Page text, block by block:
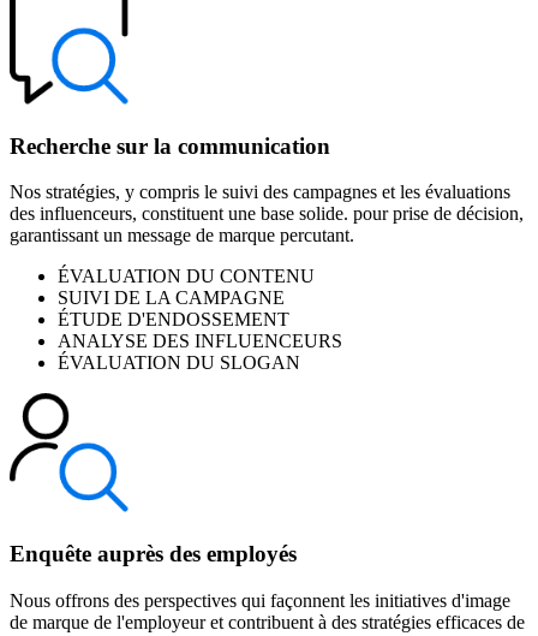
Recherche sur la communication
Nos stratégies, y compris le suivi des campagnes et les évaluations
des influenceurs, constituent une base solide. pour prise de décision,
garantissant un message de marque percutant.
ÉVALUATION DU CONTENU
SUIVI DE LA CAMPAGNE
ÉTUDE D'ENDOSSEMENT
ANALYSE DES INFLUENCEURS
ÉVALUATION DU SLOGAN
Enquête auprès des employés
Nous offrons des perspectives qui façonnent les initiatives d'image
de marque de l'employeur et contribuent à des stratégies efficaces de